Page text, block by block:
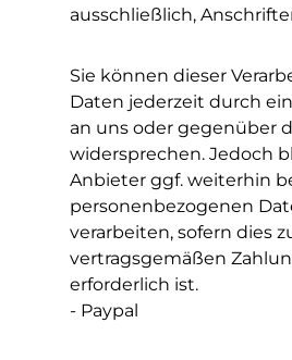
ausschließlich,
Sie können dieser
Daten jederzeit durch
an uns oder gegenüber
widersprechen. Jedoch
Anbieter ggf. weiterhin
personenbezogenen
verarbeiten, sofern dies
vertragsgemäßen
erforderlich ist.
- Paypal